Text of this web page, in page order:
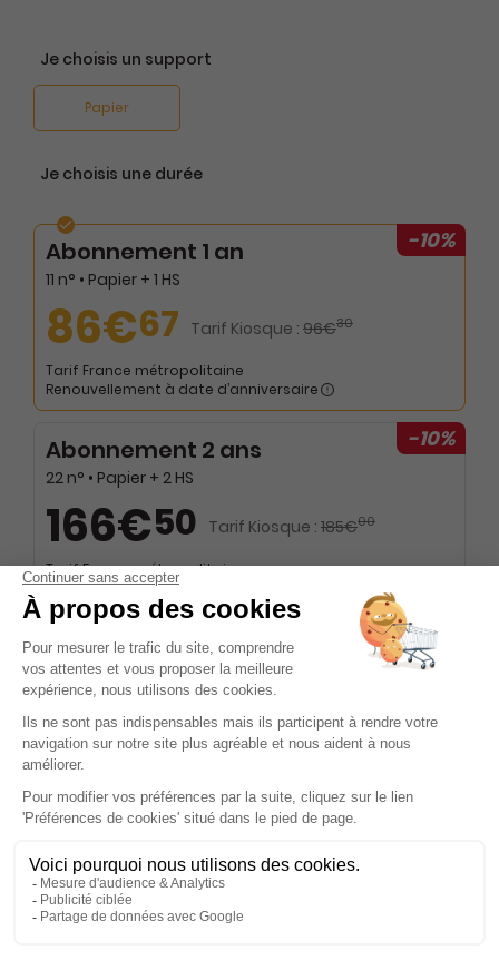
Je choisis un support
Papier
Je choisis une durée
-10%
Abonnement 1 an
11 n° • Papier + 1 HS
86€67 Tarif Kiosque : 96€30
Tarif France métropolitaine
Renouvellement à date d’anniversaire
-10%
Abonnement 2 ans
22 n° • Papier + 2 HS
166€50 Tarif Kiosque : 185€00
Tarif France métropolitaine
Renouvellement à date d’anniversaire
Présentation du magazine Gestion de
Depuis près de trois décennies, "Gestion de Fortune"
s'impose comme une référence incontournable dans le
paysage de la presse spécialisée en gestion de
professionnels du secteur et les particuliers avertis, se
distingue par la richesse et la pertinence de son contenu.
Chaque numéro est une invitation à plonger au cœur des
enjeux complexes et passionnants de la gestion privée,